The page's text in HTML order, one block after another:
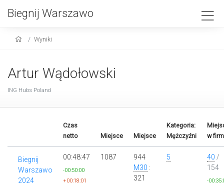
Biegnij Warszawo
Wyniki
Artur Wądołowski
ING Hubs Poland
Czas
netto
Miejsce Miejsce
Kategoria:
Mężczyźni
w
Biegnij
Warszawo
2024
00:48:47
-00:50:00
+00:18:01
1087
944
M30 :
321
5 40 /
154
-